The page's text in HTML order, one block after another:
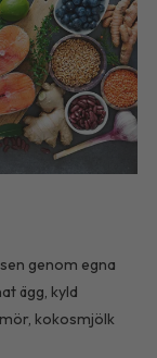
genom egna
ägg, kyld
kokosmjölk